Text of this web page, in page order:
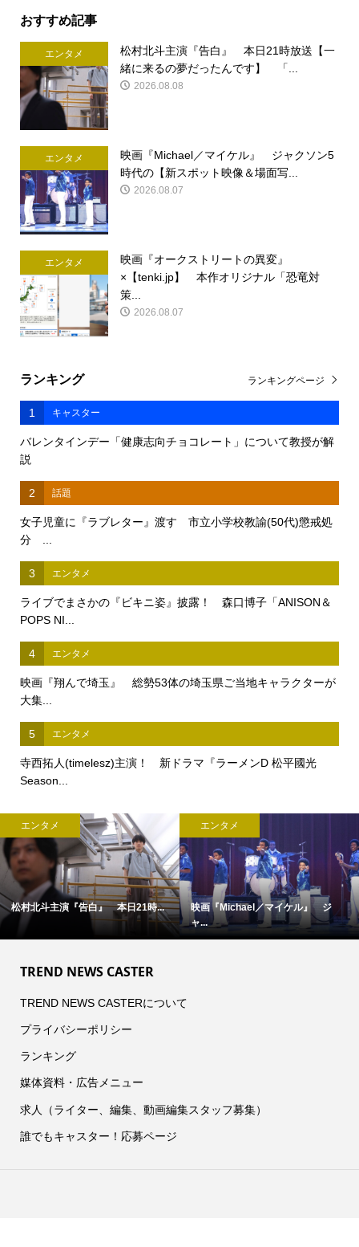
おすすめ記事
エンタメ
松村北斗主演『告白』 本日21時放送【一
緒に来るの夢だったんです】 「...
2026.08.08
エンタメ
映画『Michael／マイケル』 ジャクソン5
時代の【新スポット映像＆場面写...
2026.08.07
エンタメ
映画『オークストリートの異変』
×【tenki.jp】 本作オリジナル「恐竜対
策...
2026.08.07
ランキング
1 キャスター
バレンタインデー「健康志向チョコレート」について教授が解
説
2 話題
女子児童に『ラブレター』渡す 市立小学校教諭(50代)懲戒処
分 ...
3 エンタメ
ライブでまさかの『ビキニ姿』披露！ 森口博子「ANISON＆
POPS NI...
4 エンタメ
映画『翔んで埼玉』 総勢53体の埼玉県ご当地キャラクターが
大集...
5 エンタメ
寺西拓人(timelesz)主演！ 新ドラマ『ラーメンD 松平國光
Season...
ランキングページ
マイケル』 ジ
エンタメ
映画『オークストリートの異変』×... 完全撮り下ろ
TREND NEWS CASTER
TREND NEWS CASTERについて
プライバシーポリシー
ランキング
媒体資料・広告メニュー
求人（ライター、編集、動画編集スタッフ募集）
誰でもキャスター！応募ページ